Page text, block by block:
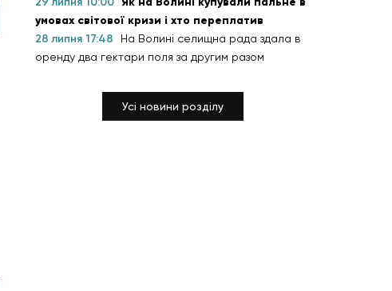
умовах світової кризи і хто переплатив
28 липня 17:48
На Волині селищна рада здала в
оренду два гектари поля за другим разом
Усі новини розділу